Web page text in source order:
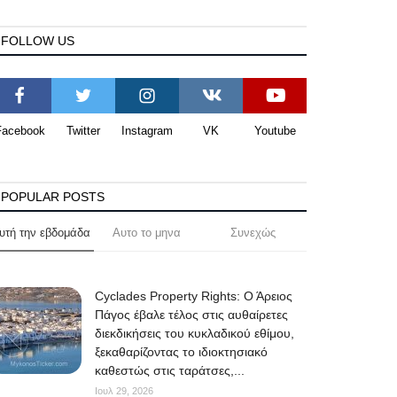
FOLLOW US
Twitter Instagram VK Youtube
POPULAR POSTS
την εβδομάδα Αυτο το μηνα Συνεχώς
Cyclades Property Rights: Ο Άρειος
Πάγος έβαλε τέλος στις αυθαίρετες
διεκδικήσεις του κυκλαδικού εθίμου,
ξεκαθαρίζοντας το ιδιοκτησιακό
καθεστώς στις ταράτσες,...
Ιουλ 29, 2026